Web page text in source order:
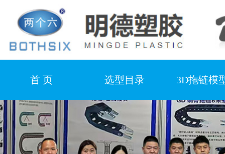
首 页 选型目录 3D拖链模
产品视频 合作客户 厂房设